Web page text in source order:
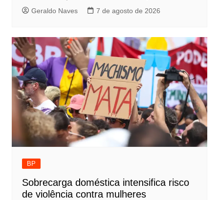
Geraldo Naves 7 de agosto de 2026
BP
Sobrecarga doméstica intensifica risco
de violência contra mulheres